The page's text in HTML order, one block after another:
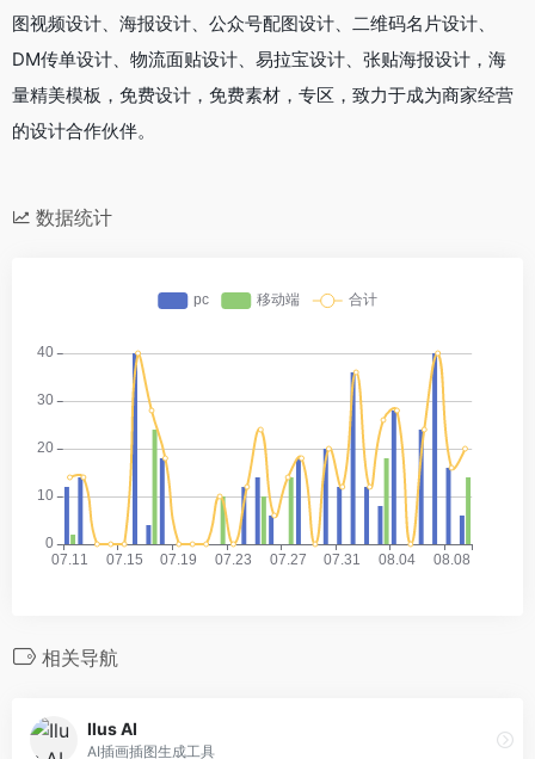
图视频设计、海报设计、公众号配图设计、二维码名片设计、
DM传单设计、物流面贴设计、易拉宝设计、张贴海报设计，海
量精美模板，免费设计，免费素材，专区，致力于成为商家经营
的设计合作伙伴。
数据统计
相关导航
Ilus AI
AI插画插图生成工具